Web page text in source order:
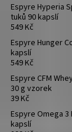
Espyre Hyperia
tuků 90 kapslí
549 Kč
Espyre Hunger
kapslí
549 Kč
Espyre CFM
30 g vzorek
39 Kč
Espyre Omega 3
kapslí